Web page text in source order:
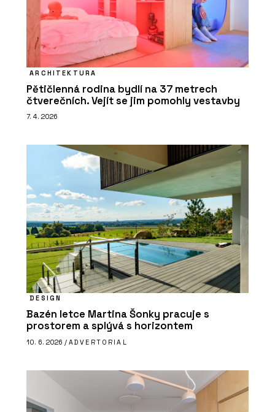
ARCHITEKTURA
Pětičlenná rodina bydlí na 37 metrech
čtverečních. Vejít se jim pomohly vestavby
7. 4. 2026
DESIGN
Bazén letce Martina Šonky pracuje s
prostorem a splývá s horizontem
10. 6. 2026 / ADVERTORIAL